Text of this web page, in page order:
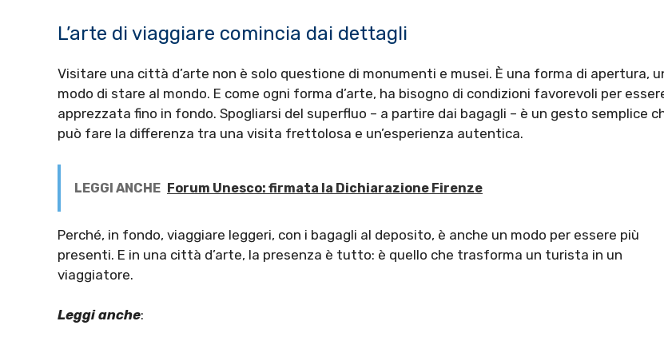
L’arte di viaggiare comincia dai dettagli
Visitare una città d’arte non è solo questione di monumenti e musei. È una forma di apertura,
modo di stare al mondo. E come ogni forma d’arte, ha bisogno di condizioni favorevoli per
apprezzata fino in fondo. Spogliarsi del superfluo – a partire dai bagagli – è un gesto semplice
può fare la differenza tra una visita frettolosa e un’esperienza autentica.
LEGGI ANCHE Forum Unesco: firmata la Dichiarazione Firenze
Perché, in fondo, viaggiare leggeri, con i bagagli al deposito, è anche un modo per essere più
presenti. E in una città d’arte, la presenza è tutto: è quello che trasforma un turista in un
viaggiatore.
Leggi anche: